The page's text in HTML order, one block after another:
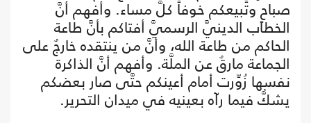
صباحٍ وتبيعكم خوفاً كلَّ مساء. وأفهم أنَّ
الخطاب الدينيَّ الرسميَّ أفتاكم بأنَّ طاعة
الحاكم من طاعة الله، وأنَّ من ينتقده خارجٌ على
الجماعة مارقٌ عن الملَّة. وأفهم أنَّ الذاكرة
نفسها زُوِّرت أمام أعينكم حتَّى صار بعضكم
يشكُّ فيما رآه بعينيه في ميدان التحرير.